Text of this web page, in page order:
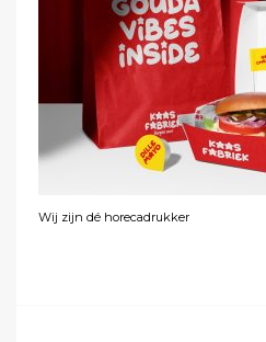
Wij zijn dé horecadrukker